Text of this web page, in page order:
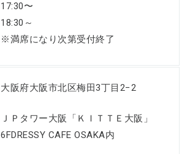
17:30〜
18:30～
※満席になり次第受付終了
大阪府大阪市北区梅田3丁目2−2
ＪＰタワー大阪「ＫＩＴＴＥ大阪」
6FDRESSY CAFE OSAKA内